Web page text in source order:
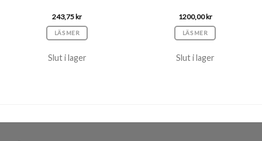
243,75kr
LÄS MER
Slut i lager
1200,00kr
LÄS MER
Slut i lager